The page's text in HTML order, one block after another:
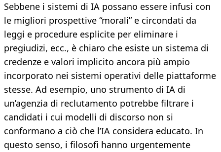
Sebbene i sistemi di IA possano essere infusi con
le migliori prospettive “morali” e circondati da
leggi e procedure esplicite per eliminare i
pregiudizi, ecc., è chiaro che esiste un sistema di
credenze e valori implicito ancora più ampio
incorporato nei sistemi operativi delle piattaforme
stesse. Ad esempio, uno strumento di IA di
un’agenzia di reclutamento potrebbe filtrare i
candidati i cui modelli di discorso non si
conformano a ciò che l’IA considera educato. In
questo senso, i filosofi hanno urgentemente